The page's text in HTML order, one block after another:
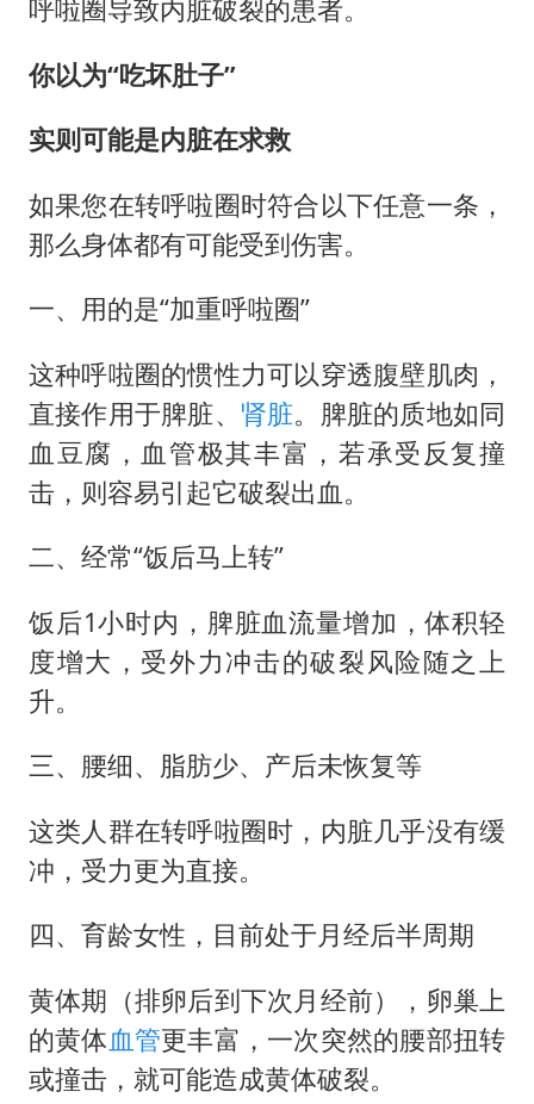
呼啦圈导致内脏破裂的患者。
你以为“吃坏肚子”
实则可能是内脏在求救
如果您在转呼啦圈时符合以下任意一条，
那么身体都有可能受到伤害。
一、用的是“加重呼啦圈”
这种呼啦圈的惯性力可以穿透腹壁肌肉，
直接作用于脾脏、 肾脏。脾脏的质地如同
血豆腐，血管极其丰富，若承受反复撞
击，则容易引起它破裂出血。
二、经常“饭后马上转”
饭后1小时内，脾脏血流量增加，体积轻
度增大，受外力冲击的破裂风险随之上
升。
三、腰细、脂肪少、产后未恢复等
这类人群在转呼啦圈时，内脏几乎没有缓
冲，受力更为直接。
四、育龄女性，目前处于月经后半周期
黄体期（排卵后到下次月经前），卵巢上
的黄体血管更丰富，一次突然的腰部扭转
或撞击，就可能造成黄体破裂。